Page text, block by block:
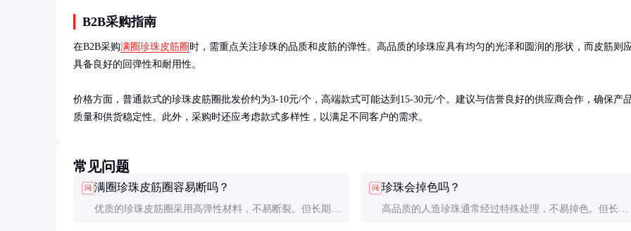
B2B采购指南
在B2B采购满圈珍珠皮筋圈 时，需重点关注珍珠的品质和皮筋的弹性。高品质的珍珠应具有均匀的光泽和圆润的形状，而皮筋则
具备良好的回弹性和耐用性。
价格方面，普通款式的珍珠皮筋圈批发价约为3-10元/个，高端款式可能达到15-30元/个。建议与信誉良好的供应商合作，确保产
质量和供货稳定性。此外，采购时还应考虑款式多样性，以满足不同客户的需求。
常见问题
问 满圈珍珠皮筋圈容易断吗？
优质的珍珠皮筋圈采用高弹性材料，不易断裂。但长期使
问 珍珠会掉色吗？
高品质的人造珍珠通常经过特殊处理，不易掉色。但长时